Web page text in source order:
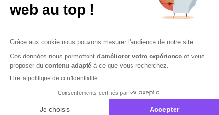
Lecteur DSN by
RH by Cobham
Rupture by
Actualités
Se connecter